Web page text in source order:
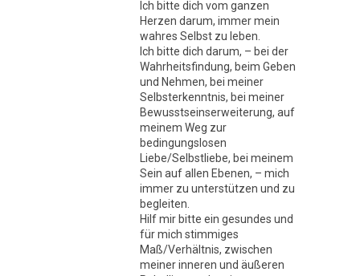
Ich bitte dich vom ganzen
Herzen darum, immer mein
wahres Selbst zu leben.
Ich bitte dich darum, – bei der
Wahrheitsfindung, beim Geben
und Nehmen, bei meiner
Selbsterkenntnis, bei meiner
Bewusstseinserweiterung, auf
meinem Weg zur
bedingungslosen
Liebe/Selbstliebe, bei meinem
Sein auf allen Ebenen, – mich
immer zu unterstützen und zu
begleiten.
Hilf mir bitte ein gesundes und
für mich stimmiges
Maß/Verhältnis, zwischen
meiner inneren und äußeren